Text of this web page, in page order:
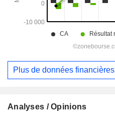
Plus de données financières
Analyses / Opinions